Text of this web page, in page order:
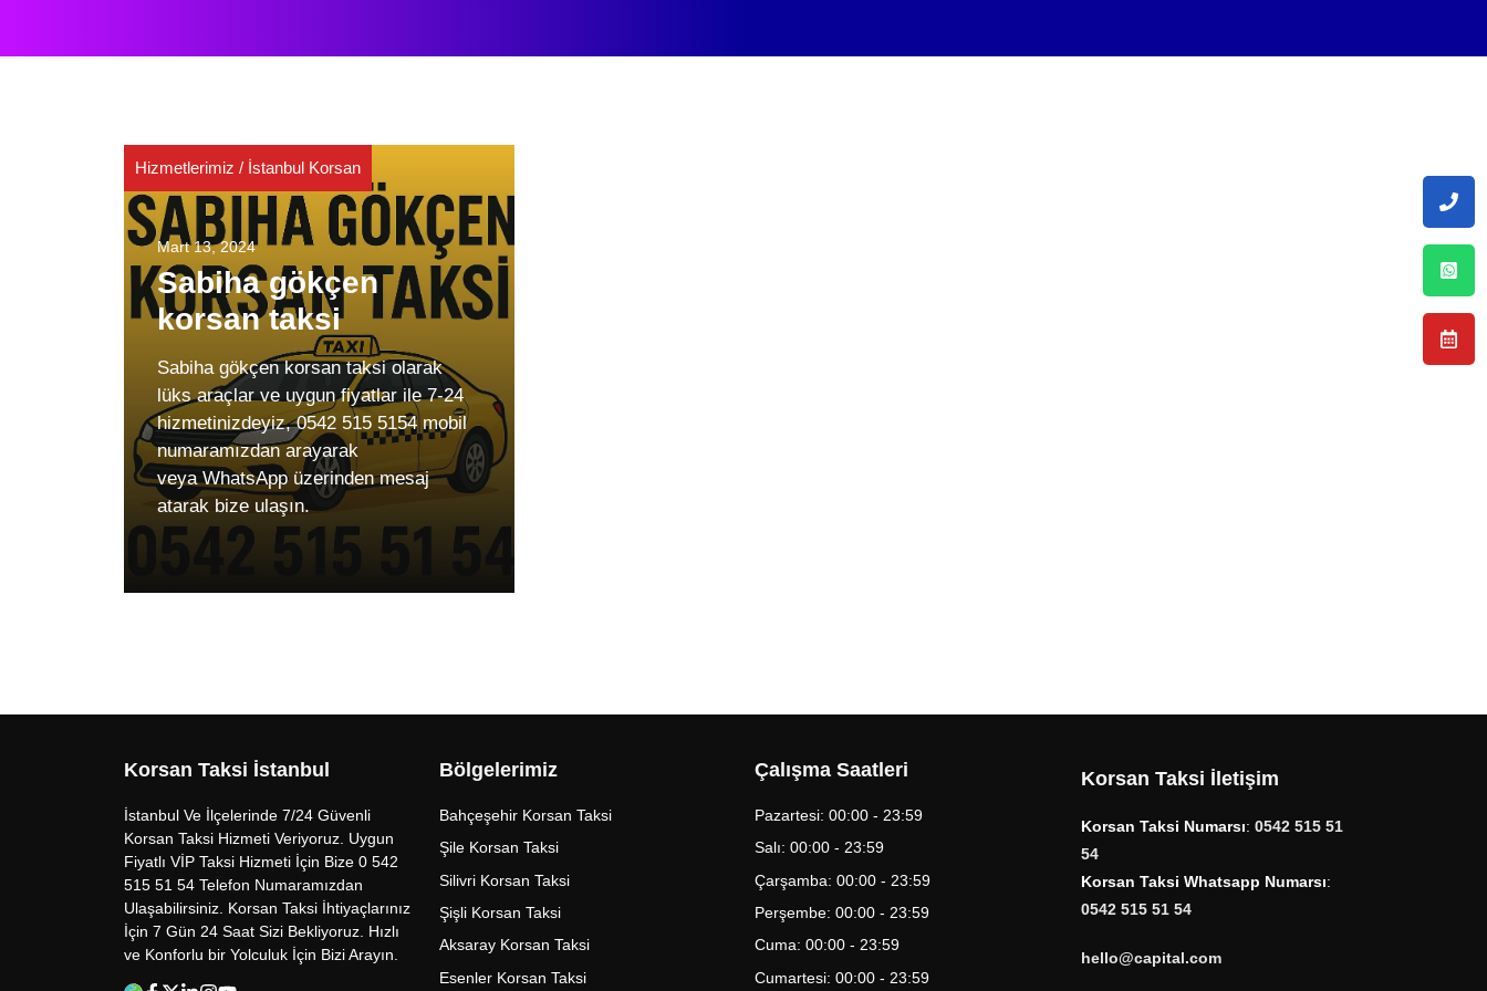
Hizmetlerimiz / İstanbul Korsan
Mart 13, 2024
Sabiha gökçen
korsan taksi
Sabiha gökçen korsan taksi olarak
lüks araçlar ve uygun fiyatlar ile 7-24
hizmetinizdeyiz, 0542 515 5154 mobil
numaramızdan arayarak
veya WhatsApp üzerinden mesaj
atarak bize ulaşın.
Korsan Taksi İstanbul
İstanbul Ve İlçelerinde 7/24 Güvenli
Korsan Taksi Hizmeti Veriyoruz. Uygun
Fiyatlı VİP Taksi Hizmeti İçin Bize 0 542
515 51 54 Telefon Numaramızdan
Ulaşabilirsiniz. Korsan Taksi İhtiyaçlarınız
İçin 7 Gün 24 Saat Sizi Bekliyoruz. Hızlı
ve Konforlu bir Yolculuk İçin Bizi Arayın.
Bölgelerimiz
Bahçeşehir Korsan Taksi
Şile Korsan Taksi
Silivri Korsan Taksi
Şişli Korsan Taksi
Aksaray Korsan Taksi
Esenler Korsan Taksi
Çalışma Saatleri
Pazartesi: 00:00 - 23:59
Salı: 00:00 - 23:59
Çarşamba: 00:00 - 23:59
Perşembe: 00:00 - 23:59
Cuma: 00:00 - 23:59
Cumartesi: 00:00 - 23:59
Korsan Taksi İletişim
Korsan Taksi Numarsı: 0542 515 51
54
Korsan Taksi Whatsapp Numarsı:
0542 515 51 54
hello@capital.com